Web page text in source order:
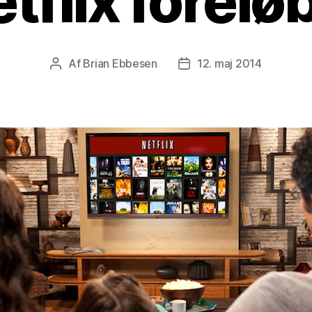
Indlægsforfatter
Af Brian Ebbesen Indlægsdato
12. maj 2014